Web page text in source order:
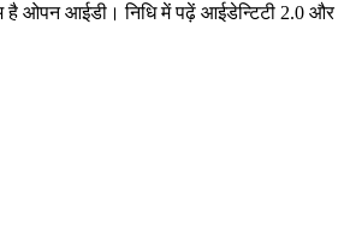
है ओपन आईडी। निधि में पढ़ें आईडेन्टिटी 2.0 और